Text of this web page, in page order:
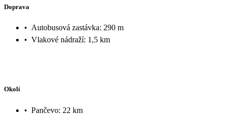
Doprava
• Autobusová zastávka: 290 m
• Vlakové nádraží: 1,5 km
Okolí
• Pančevo: 22 km